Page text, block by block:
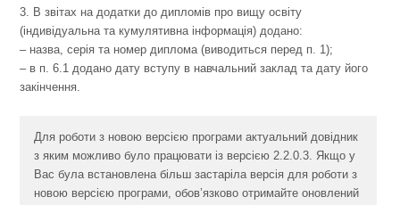
3. В звітах на додатки до дипломів про вищу освіту
(індивідуальна та кумулятивна інформація) додано:
– назва, серія та номер диплома (виводиться перед п. 1);
– в п. 6.1 додано дату вступу в навчальний заклад та дату його
закінчення.
Для роботи з новою версією програми актуальний довідник
з яким можливо було працювати із версією 2.2.0.3. Якщо у
Вас була встановлена більш застаріла версія для роботи з
новою версією програми, обов’язково отримайте оновлений